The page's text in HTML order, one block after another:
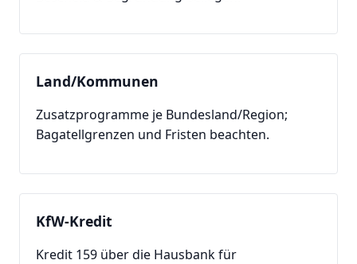
Land/Kommunen
Zusatzprogramme je Bundesland/Region;
Bagatellgrenzen und Fristen beachten.
KfW-Kredit
Kredit 159 über die Hausbank für